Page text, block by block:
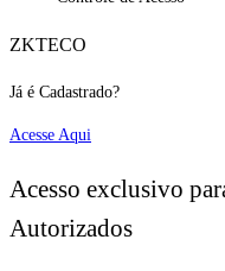
ZKTECO
Já é Cadastrado?
Acesse Aqui
Acesso exclusivo
Autorizados